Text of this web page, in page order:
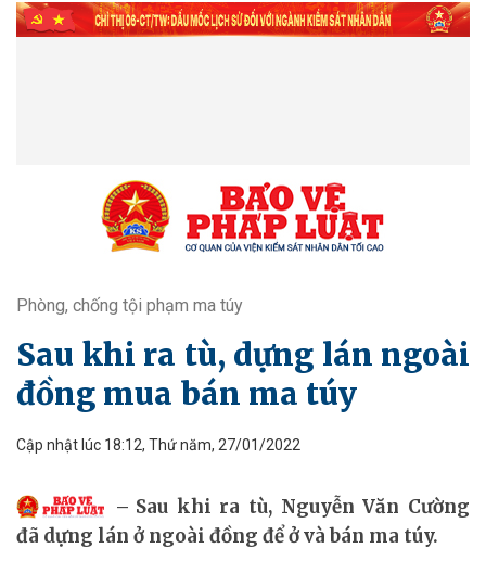
Phòng, chống tội phạm ma túy
Sau khi ra tù, dựng lán ngoài
đồng mua bán ma túy
Cập nhật lúc 18:12, Thứ năm, 27/01/2022
Sau khi ra tù, Nguyễn Văn Cường
đã dựng lán ở ngoài đồng để ở và bán ma túy.